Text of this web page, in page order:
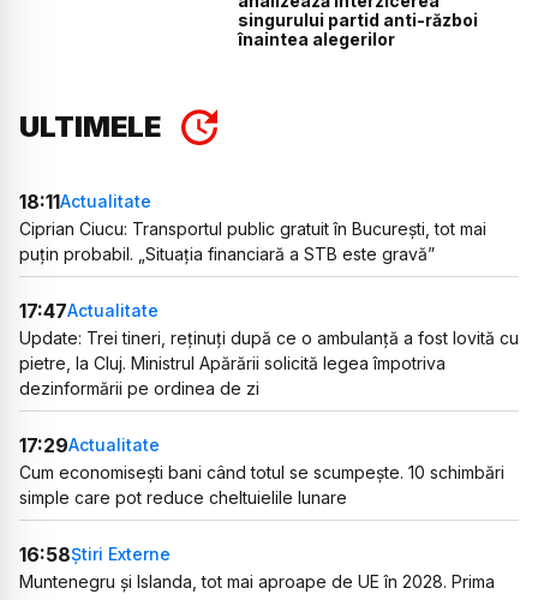
singurului partid anti-război
înaintea alegerilor
ULTIMELE
18:11Actualitate
Ciprian Ciucu: Transportul public gratuit în București, tot mai
puțin probabil. „Situația financiară a STB este gravă”
17:47Actualitate
Update: Trei tineri, reținuți după ce o ambulanță a fost lovită cu
pietre, la Cluj. Ministrul Apărării solicită legea împotriva
dezinformării pe ordinea de zi
17:29Actualitate
Cum economisești bani când totul se scumpește. 10 schimbări
simple care pot reduce cheltuielile lunare
16:58Știri Externe
Muntenegru și Islanda, tot mai aproape de UE în 2028. Prima